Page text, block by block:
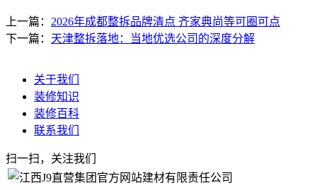
上一篇： 2026年成都整拆品牌清点 齐家典尚等可圈可点
下一篇： 天津整拆落地：当地优选公司的深度分解
关于我们
装修知识
装修百科
联系我们
扫一扫，关注我们